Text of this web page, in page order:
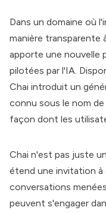
Dans un domaine où
manière transparente
apporte une nouvelle
pilotées par l'IA.
Chai introduit un
connu sous le nom
façon dont les
Chai n'est pas juste
étend une invitation
conversations
peuvent s'engager